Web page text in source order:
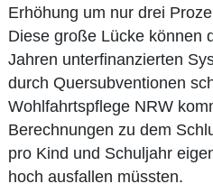
Erhöhung um nur drei
Diese große Lücke können
Jahren unterfinanzierten
durch Quersubventionen
Wohlfahrtspflege NRW
Berechnungen zu dem
pro Kind und Schuljahr
hoch ausfallen müssten.